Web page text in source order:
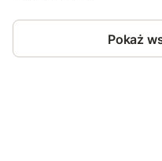
Pokaż